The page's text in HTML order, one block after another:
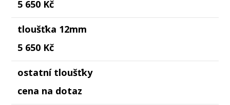
5 650 Kč
tloušťka 12mm
5 650 Kč
ostatní tloušťky
cena na dotaz